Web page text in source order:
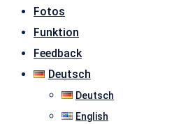
Fotos
Funktion
Feedback
Deutsch
Deutsch
English